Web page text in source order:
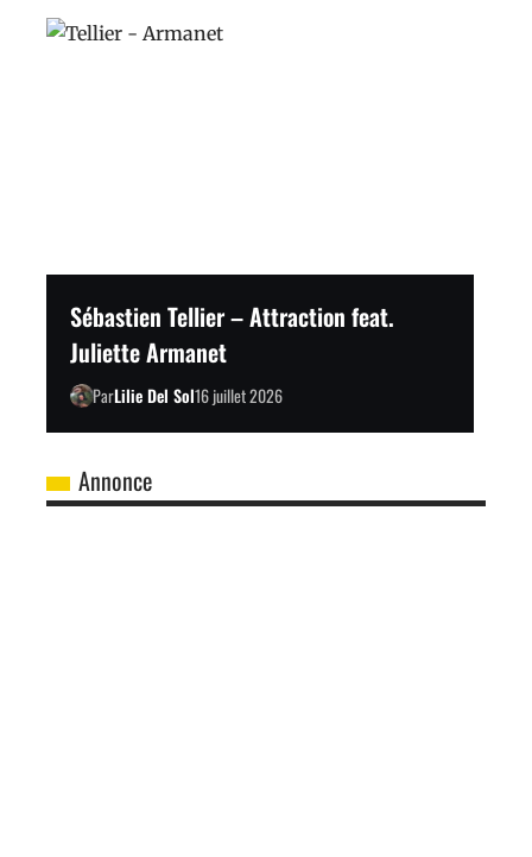
Sébastien Tellier – Attraction feat.
Juliette Armanet
ParLilie Del Sol16 juillet 2026
Annonce